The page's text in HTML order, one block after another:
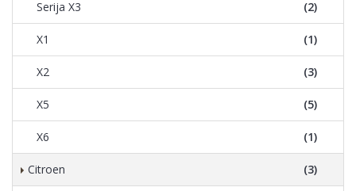
Serija X3 (2)
X1 (1)
X2 (3)
X5 (5)
X6 (1)
Citroen (3)